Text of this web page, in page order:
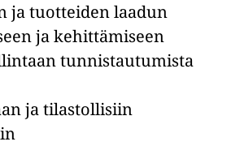
ja tuotteiden laadun
ja kehittämiseen
tunnistautumista
ja tilastollisiin